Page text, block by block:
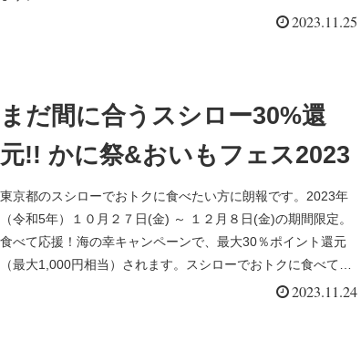
2023.11.25
まだ間に合うスシロー30%還
元!! かに祭&おいもフェス2023
東京都のスシローでおトクに食べたい方に朗報です。2023年
（令和5年）１０月２７日(金) ～ １２月８日(金)の期間限定。
食べて応援！海の幸キャンペーンで、最大30％ポイント還元
（最大1,000円相当）されます。スシローでおトクに食べて、
かに祭&おいもフェス2023を満喫したので紹介します。2023.11.24